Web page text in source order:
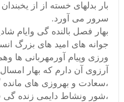
بار بدلهای خسته از از
سرور می آورد.
بهار فصل بالنده گی وایام
جوانه های امید های بزرگ
ورزی وپیام آورمهربانی ها
آرزوی آن دارم که بهار
،سعادت و بهروزی های مانده
،شور ونشاط دایمی زنده گی